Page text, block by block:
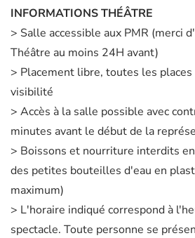
INFORMATIONS THÉÂTRE
> Salle accessible aux PMR (merci
Théâtre au moins 24H avant)
> Placement libre, toutes les
visibilité
> Accès à la salle possible avec
minutes avant le début de la
> Boissons et nourriture interdits
des petites bouteilles d'eau en
maximum)
> L'horaire indiqué correspond à
spectacle. Toute personne se